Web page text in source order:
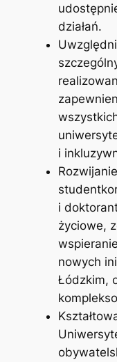
działań.
i
i
życiowe,
nowych
Łódzkim,